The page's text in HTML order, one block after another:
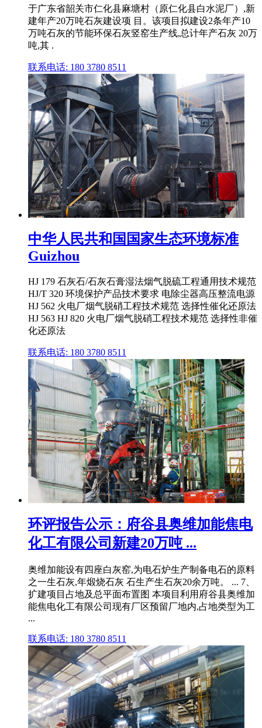
于广东省韶关市仁化县麻塘村（原仁化县白水泥厂）,新
建年产20万吨石灰建设项 目。该项目拟建设2条年产10
万吨石灰的节能环保石灰竖窑生产线,总计年产石灰 20万
吨,其 .
联系电话: 180 3780 8511
中华人民共和国国家生态环境标准
Guizhou
HJ 179 石灰石/石灰石膏湿法烟气脱硫工程通用技术规范
HJ/T 320 环境保护产品技术要求 电除尘器高压整流电源
HJ 562 火电厂烟气脱硝工程技术规范 选择性催化还原法
HJ 563 HJ 820 火电厂烟气脱硝工程技术规范 选择性非催
化还原法
联系电话: 180 3780 8511
环评报告公示：府谷县奥维加能焦电
化工有限公司新建20万吨 ...
奥维加能设有四座白灰窑,为电石炉生产制备电石的原料
之一生石灰,年煅烧石灰 石生产生石灰20余万吨。 ... 7、
扩建项目占地及总平面布置图 本项目利用府谷县奥维加
能焦电化工有限公司现有厂区预留厂地内,占地类型为工
...
联系电话: 180 3780 8511